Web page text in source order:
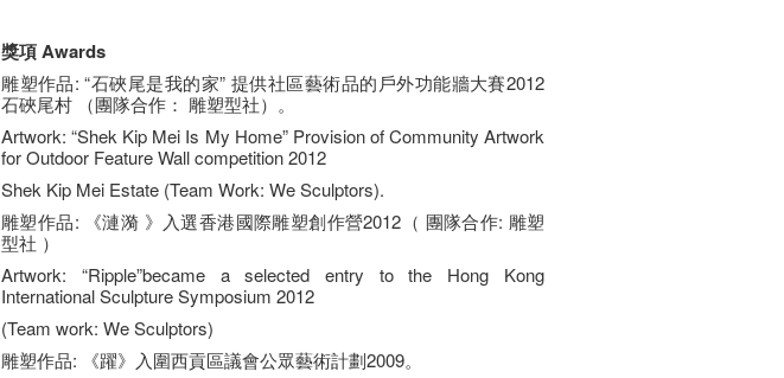
獎項 Awards
雕塑作品: “石硤尾是我的家” 提供社區藝術品的戶外功能牆大賽2012
石硤尾村 （團隊合作： 雕塑型社）。
Artwork: “Shek Kip Mei Is My Home” Provision of Community Artwork
for Outdoor Feature Wall competition 2012
Shek Kip Mei Estate (Team Work: We Sculptors).
雕塑作品: 《漣漪 》入選香港國際雕塑創作營2012（ 團隊合作: 雕塑
型社 ）
Artwork: “Ripple”became a selected entry to the Hong Kong
International Sculpture Symposium 2012
(Team work: We Sculptors)
雕塑作品: 《躍》入圍西貢區議會公眾藝術計劃2009。